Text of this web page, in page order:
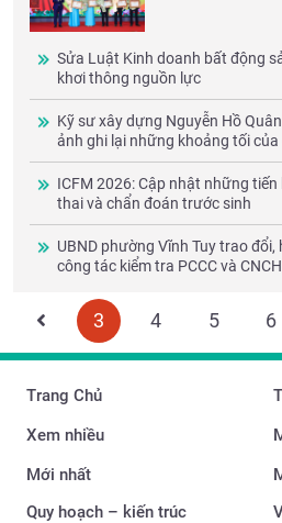
Sửa Luật Kinh doanh bất động
khơi thông nguồn lực
Kỹ sư xây dựng Nguyễn Hồ
ảnh ghi lại những khoảng tối của
ICFM 2026: Cập nhật những
thai và chẩn đoán trước sinh
UBND phường Vĩnh Tuy trao
công tác kiểm tra PCCC và CNCH
3 4 5 6
Trang Chủ
Xem nhiều
Mới nhất
Quy hoạch – kiến trúc